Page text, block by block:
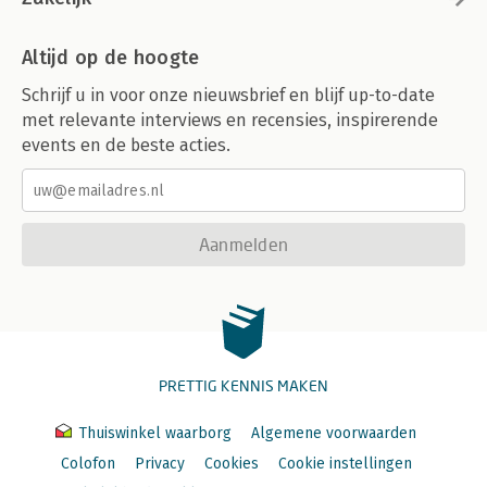
Toekomst
Globalisering van het omgevingsrecht?
Chris Backes 301
Milieuzaken, overheidsongehoorzaamheid en de rol van
ngo’s:een reis door de tijd en mogelijkheden
Annalies Outhuijse en Shannon Bothof 311
Transboundary environmental law scholarship: towards a focus
Altijd op de hoogte
Schrijf u in voor onze nieuwsbrief en blijf up-to-date
met relevante interviews en recensies, inspirerende
events en de beste acties.
Aanmelden
PRETTIG KENNIS MAKEN
Thuiswinkel waarborg
Algemene voorwaarden
Colofon
Privacy Cookies
Cookie instellingen